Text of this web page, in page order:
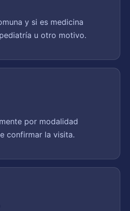
y si es medicina
u otro motivo.
por modalidad
confirmar la visita.